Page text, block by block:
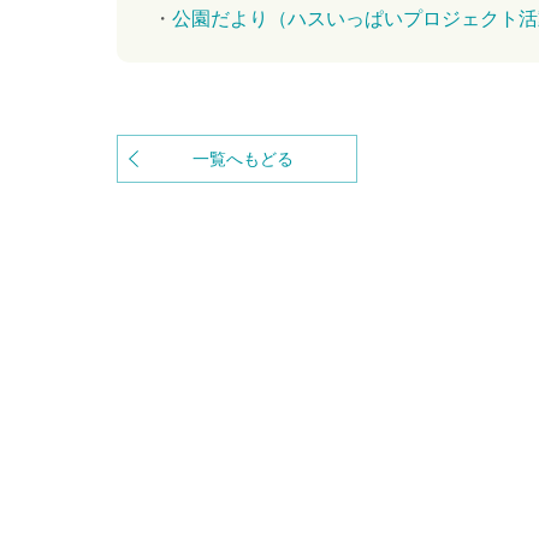
公園だより（ハスいっぱいプロジェクト
一覧へもどる